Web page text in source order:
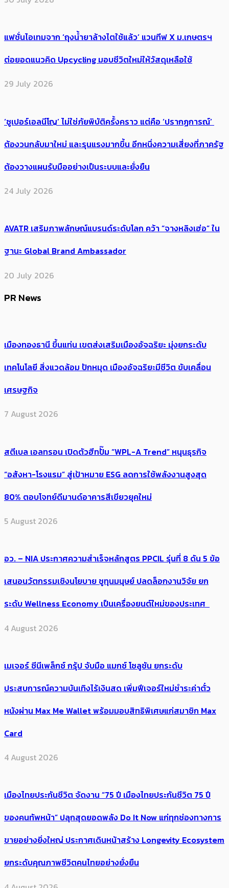
แฟชั่นไอเทมจาก ‘ถุงน้ำยาล้างไตใช้แล้ว’ แวนทีฟ X ม.เกษตรฯ
ต่อยอดแนวคิด Upcycling มอบชีวิตใหม่ให้วัสดุเหลือใช้
29 July 2026
‘ซูเปอร์เอลนีโญ’ ไม่ใช่ภัยพิบัติครั้งคราว แต่คือ ‘ปรากฏการณ์’ ​
ต้อง​วนกลับมาใหม่ และรุนแรงมากขึ้น อีกหนึ่งความเสี่ยงที่ภาครัฐ
ต้องวางแผนรับมืออย่างเป็นระบบและยั่งยืน
24 July 2026
AVATR เสริมภาพลักษณ์แบรนด์ระดับโลก คว้า “จางหลิงเฮ่อ” ใน
ฐานะ Global Brand Ambassador
20 July 2026
PR News
เมืองทองธานี ขึ้นแท่น เขตส่งเสริมเมืองอัจฉริยะ มุ่งยกระดับ
เทคโนโลยี สิ่งแวดล้อม ปักหมุด เมืองอัจฉริยะมีชีวิต ขับเคลื่อน
เศรษฐกิจ
7 August 2026
สตีเบล เอลทรอน เปิดตัวฮีทปั๊ม “WPL-A Trend” หนุนธุรกิจ
“อสังหา-โรงแรม” สู่เป้าหมาย ESG ลดการใช้พลังงานสูงสุด
80% ตอบโจทย์ดีมานด์อาคารสีเขียวยุคใหม่
5 August 2026
อว. – NIA ประกาศความสำเร็จหลักสูตร PPCIL รุ่นที่ 8 ดัน 5 ข้อ
เสนอนวัตกรรมเชิงนโยบาย ชูทุนมนุษย์ ปลดล็อกงานวิจัย ยก
ระดับ Wellness Economy เป็นเครื่องยนต์ใหม่ของประเทศ
4 August 2026
เมเจอร์ ซีนีเพล็กซ์ กรุ้ป จับมือ แมกซ์ โซลูชัน ยกระดับ
ประสบการณ์ความบันเทิงไร้เงินสด เพิ่มฟีเจอร์ใหม่ชำระค่าตั๋ว
หนังผ่าน Max Me Wallet พร้อมมอบสิทธิพิเศษแก่สมาชิก Max
Card
4 August 2026
เมืองไทยประกันชีวิต จัดงาน “75 ปี เมืองไทยประกันชีวิต 75 ปี
ของคนทัพหน้า” ปลุกสุดยอดพลัง Do It Now แก่ทุกช่องทางการ
ขายอย่างยิ่งใหญ่ ประกาศเดินหน้าสร้าง Longevity Ecosystem
ยกระดับคุณภาพชีวิตคนไทยอย่างยั่งยืน